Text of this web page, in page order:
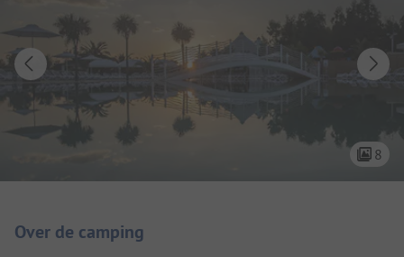
8
Over de camping